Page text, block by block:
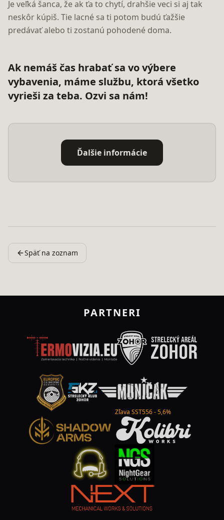
Je veľká šanca, že ak ťa to chytí, drahšie veci si aj tak
neskôr kúpiš. Tie lacné sa ti potom budú ťažšie
predávať alebo ti zostanú pohodené doma.
Ak nemáš čas hrabať sa vo výbere
vybavenia, máme službu, ktorá všetko
vyrieši za teba. Ozvi sa nám!
Ďalšie informácie
Späť na zoznam
PARTNERI
Zľava SST556 - 5,6%